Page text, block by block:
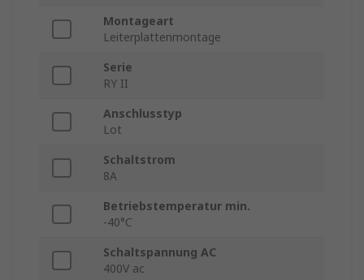
Montageart
Leiterplattenmontage
Serie
RY II
Anschlusstyp
Lot
Schaltstrom
8A
Betriebstemperatur min.
-40°C
Schaltspannung AC
400V ac